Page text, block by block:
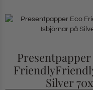
Silver